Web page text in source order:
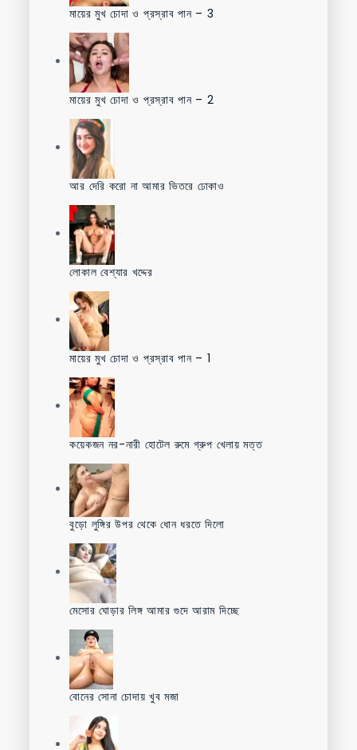
মায়ের মুখ চোদা ও প্রস্রাব পান – 3
মায়ের মুখ চোদা ও প্রস্রাব পান – 2
আর দেরি করো না আমার ভিতরে ঢোকাও
লোকাল বেশ্যার খদ্দের
মায়ের মুখ চোদা ও প্রস্রাব পান – 1
কয়েকজন নর-নারী হোটেল রুমে গ্রুপ খেলায় মত্ত
বুড়ো লুঙ্গির উপর থেকে ধোন ধরতে দিলো
মেসোর ঘোড়ার লিঙ্গ আমার গুদে আরাম দিচ্ছে
বোনের সোনা চোদায় খুব মজা